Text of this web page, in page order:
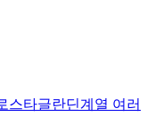
스타글란딘계열 여러